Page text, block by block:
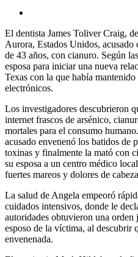
El dentista James Toliver Craig,
Aurora, Estados Unidos, acusado
de 43 años, con cianuro. Según
esposa para iniciar una nueva
Texas con la que había
electrónicos.
Los investigadores descubrieron
internet frascos de arsénico,
mortales para el consumo
acusado envenenó los batidos de
toxinas y finalmente la mató con
su esposa a un centro médico
fuertes mareos y dolores de
La salud de Angela empeoró
cuidados intensivos, donde le
autoridades obtuvieron una
esposo de la víctima, al descubrir
envenenada.